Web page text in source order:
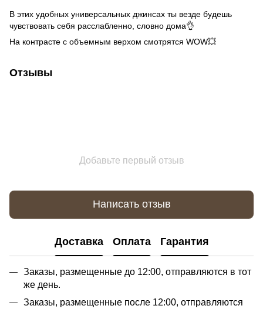
В этих удобных универсальных джинсах ты везде будешь
чувствовать себя расслабленно, словно дома👌
На контрасте с объемным верхом смотрятся WOW💥
Отзывы
Добавьте первый отзыв
Написать отзыв
Доставка Оплата Гарантия
Заказы, размещенные до 12:00, отправляются в тот
же день.
Заказы, размещенные после 12:00, отправляются